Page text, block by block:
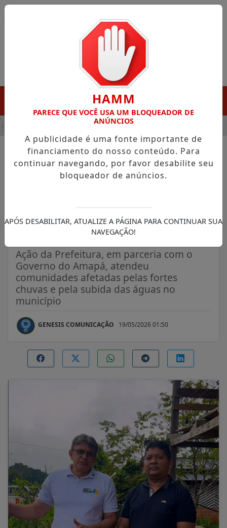
EM PORTO GRANDE COM ATUAÇÃO VOLTADA AO
NOTÍCIAS/PRACUUBA
Pracuúba entrega cestas
famílias atingidas pelas
Ação da Prefeitura, em parceria com o
Governo do Amapá, atendeu
comunidades afetadas pelas fortes
chuvas e pela subida das águas no
município
GENESIS COMUNICAÇÃO 19/05/2026 01:50
HAMM
PARECE QUE VOCÊ USA UM BLOQUEADOR DE
ANÚNCIOS
A publicidade é uma fonte importante de
financiamento do nosso conteúdo. Para
continuar navegando, por favor desabilite seu
bloqueador de anúncios.
APÓS DESABILITAR, ATUALIZE A PÁGINA PARA CONTINUAR SUA
NAVEGAÇÃO!